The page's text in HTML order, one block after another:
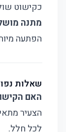
כקישוט
מתנה
הפתעה
שאלות
האם
הצעיר
לכל חלל.